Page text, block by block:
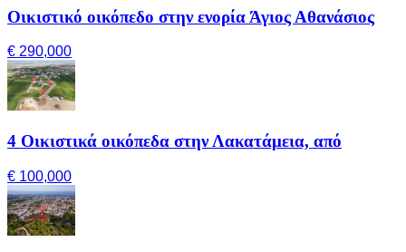
Οικιστικό οικόπεδο στην ενορία Άγιος Αθανάσιος
€ 290,000
4 Οικιστικά οικόπεδα στην Λακατάμεια, από
€ 100,000